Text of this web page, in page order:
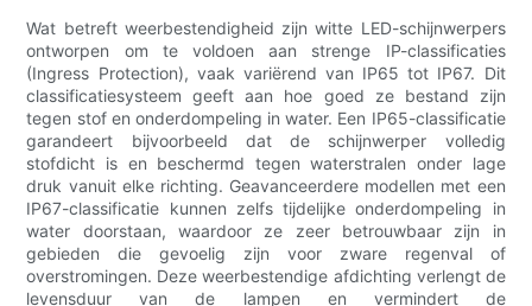
Wat betreft weerbestendigheid zijn witte LED-schijnwerpers
ontworpen om te voldoen aan strenge IP-classificaties
(Ingress Protection), vaak variërend van IP65 tot IP67. Dit
classificatiesysteem geeft aan hoe goed ze bestand zijn
tegen stof en onderdompeling in water. Een IP65-classificatie
garandeert bijvoorbeeld dat de schijnwerper volledig
stofdicht is en beschermd tegen waterstralen onder lage
druk vanuit elke richting. Geavanceerdere modellen met een
IP67-classificatie kunnen zelfs tijdelijke onderdompeling in
water doorstaan, waardoor ze zeer betrouwbaar zijn in
gebieden die gevoelig zijn voor zware regenval of
overstromingen. Deze weerbestendige afdichting verlengt de
levensduur van de lampen en vermindert de